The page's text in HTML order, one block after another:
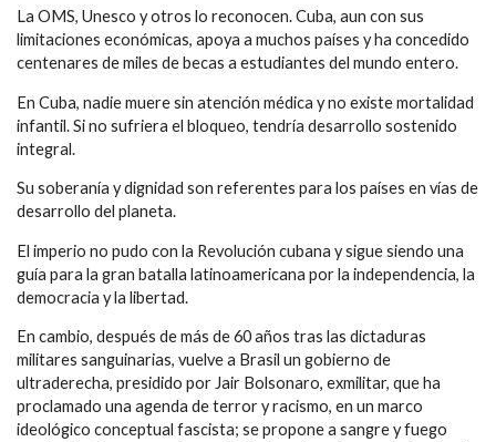
La OMS, Unesco y otros lo reconocen. Cuba, aun con sus
limitaciones económicas, apoya a muchos países y ha concedido
centenares de miles de becas a estudiantes del mundo entero.
En Cuba, nadie muere sin atención médica y no existe mortalidad
infantil. Si no sufriera el bloqueo, tendría desarrollo sostenido
integral.
Su soberanía y dignidad son referentes para los países en vías de
desarrollo del planeta.
El imperio no pudo con la Revolución cubana y sigue siendo una
guía para la gran batalla latinoamericana por la independencia, la
democracia y la libertad.
En cambio, después de más de 60 años tras las dictaduras
militares sanguinarias, vuelve a Brasil un gobierno de
ultraderecha, presidido por Jair Bolsonaro, exmilitar, que ha
proclamado una agenda de terror y racismo, en un marco
ideológico conceptual fascista; se propone a sangre y fuego